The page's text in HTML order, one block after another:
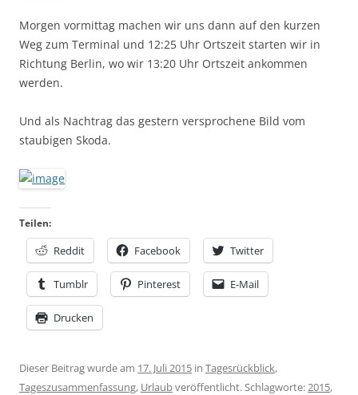
Morgen vormittag machen wir uns dann auf den kurzen
Weg zum Terminal und 12:25 Uhr Ortszeit starten wir in
Richtung Berlin, wo wir 13:20 Uhr Ortszeit ankommen
werden.
Und als Nachtrag das gestern versprochene Bild vom
staubigen Skoda.
Teilen:
Reddit Facebook Twitter
Tumblr Pinterest E-Mail
Drucken
Dieser Beitrag wurde am 17. Juli 2015 in Tagesrückblick,
Tageszusammenfassung, Urlaubveröffentlicht. Schlagworte:2015,